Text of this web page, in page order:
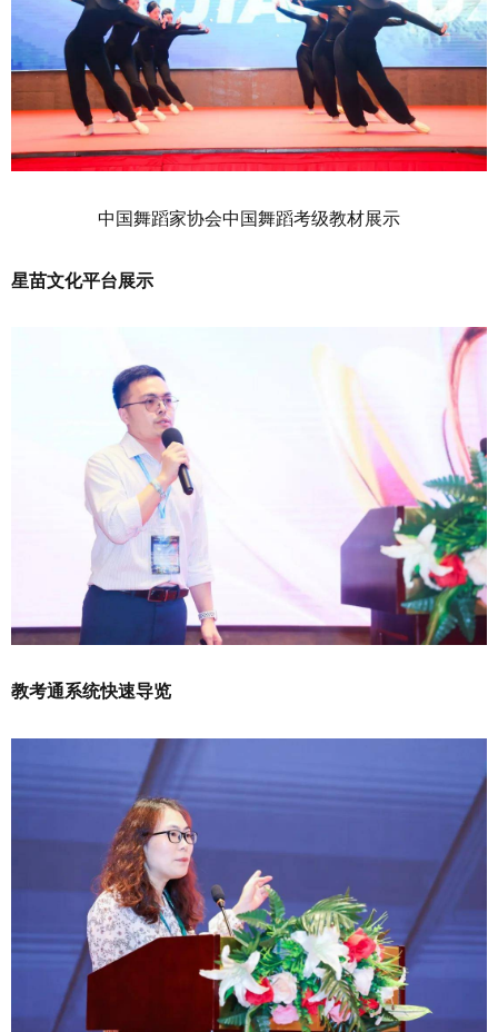
中国舞蹈家协会中国舞蹈考级教材展示
星苗文化平台展示
教考通系统快速导览